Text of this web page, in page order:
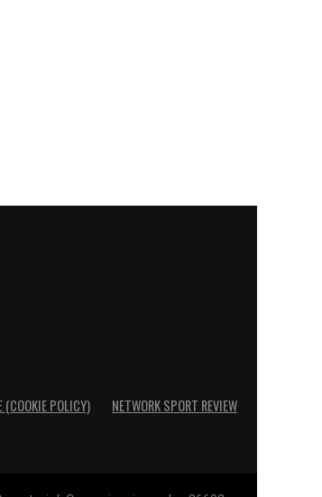
(COOKIE POLICY) NETWORK SPORT REVIEW